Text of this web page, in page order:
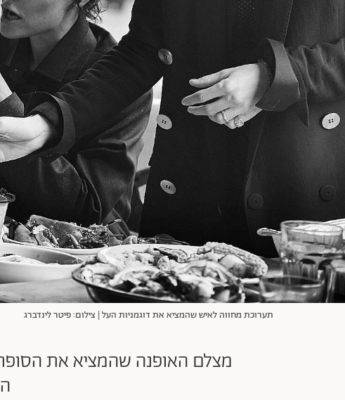
תערוכת מחווה לאיש שהמציא את דוגמניות העל | צילום: פיטר לינדברג
מצלם האופנה שהמציא את הסופר